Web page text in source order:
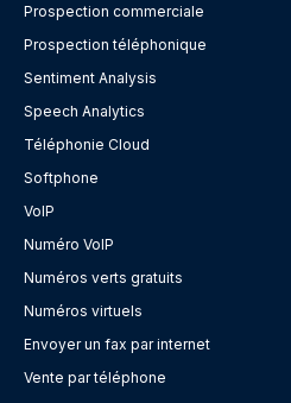
Prospection commerciale
Prospection téléphonique
Sentiment Analysis
Speech Analytics
Téléphonie Cloud
Softphone
VoIP
Numéro VoIP
Numéros verts gratuits
Numéros virtuels
Envoyer un fax par internet
Vente par téléphone